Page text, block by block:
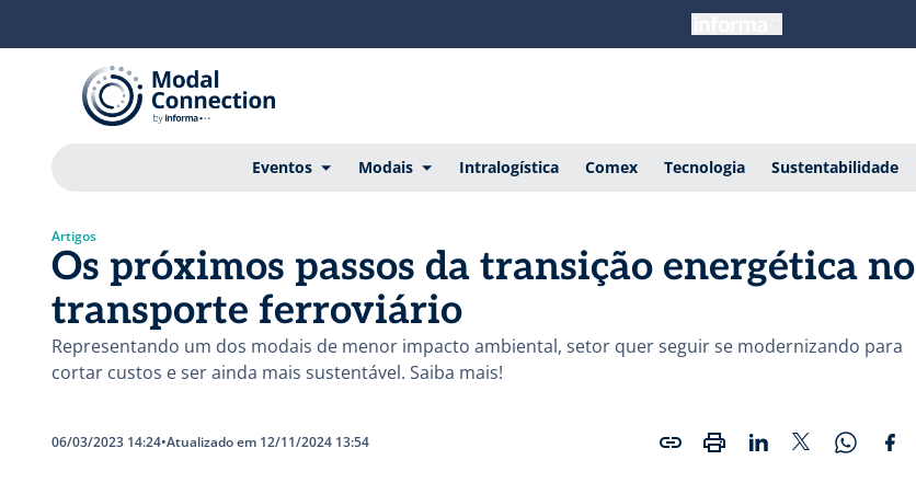
Eventos Modais Intralogística Comex Tecnologia Sustentabilidade
Artigos
Os próximos passos da transição energética no
transporte ferroviário
Representando um dos modais de menor impacto ambiental, setor quer seguir se modernizando para
cortar custos e ser ainda mais sustentável. Saiba mais!
06/03/2023 14:24•Atualizado em 12/11/2024 13:54